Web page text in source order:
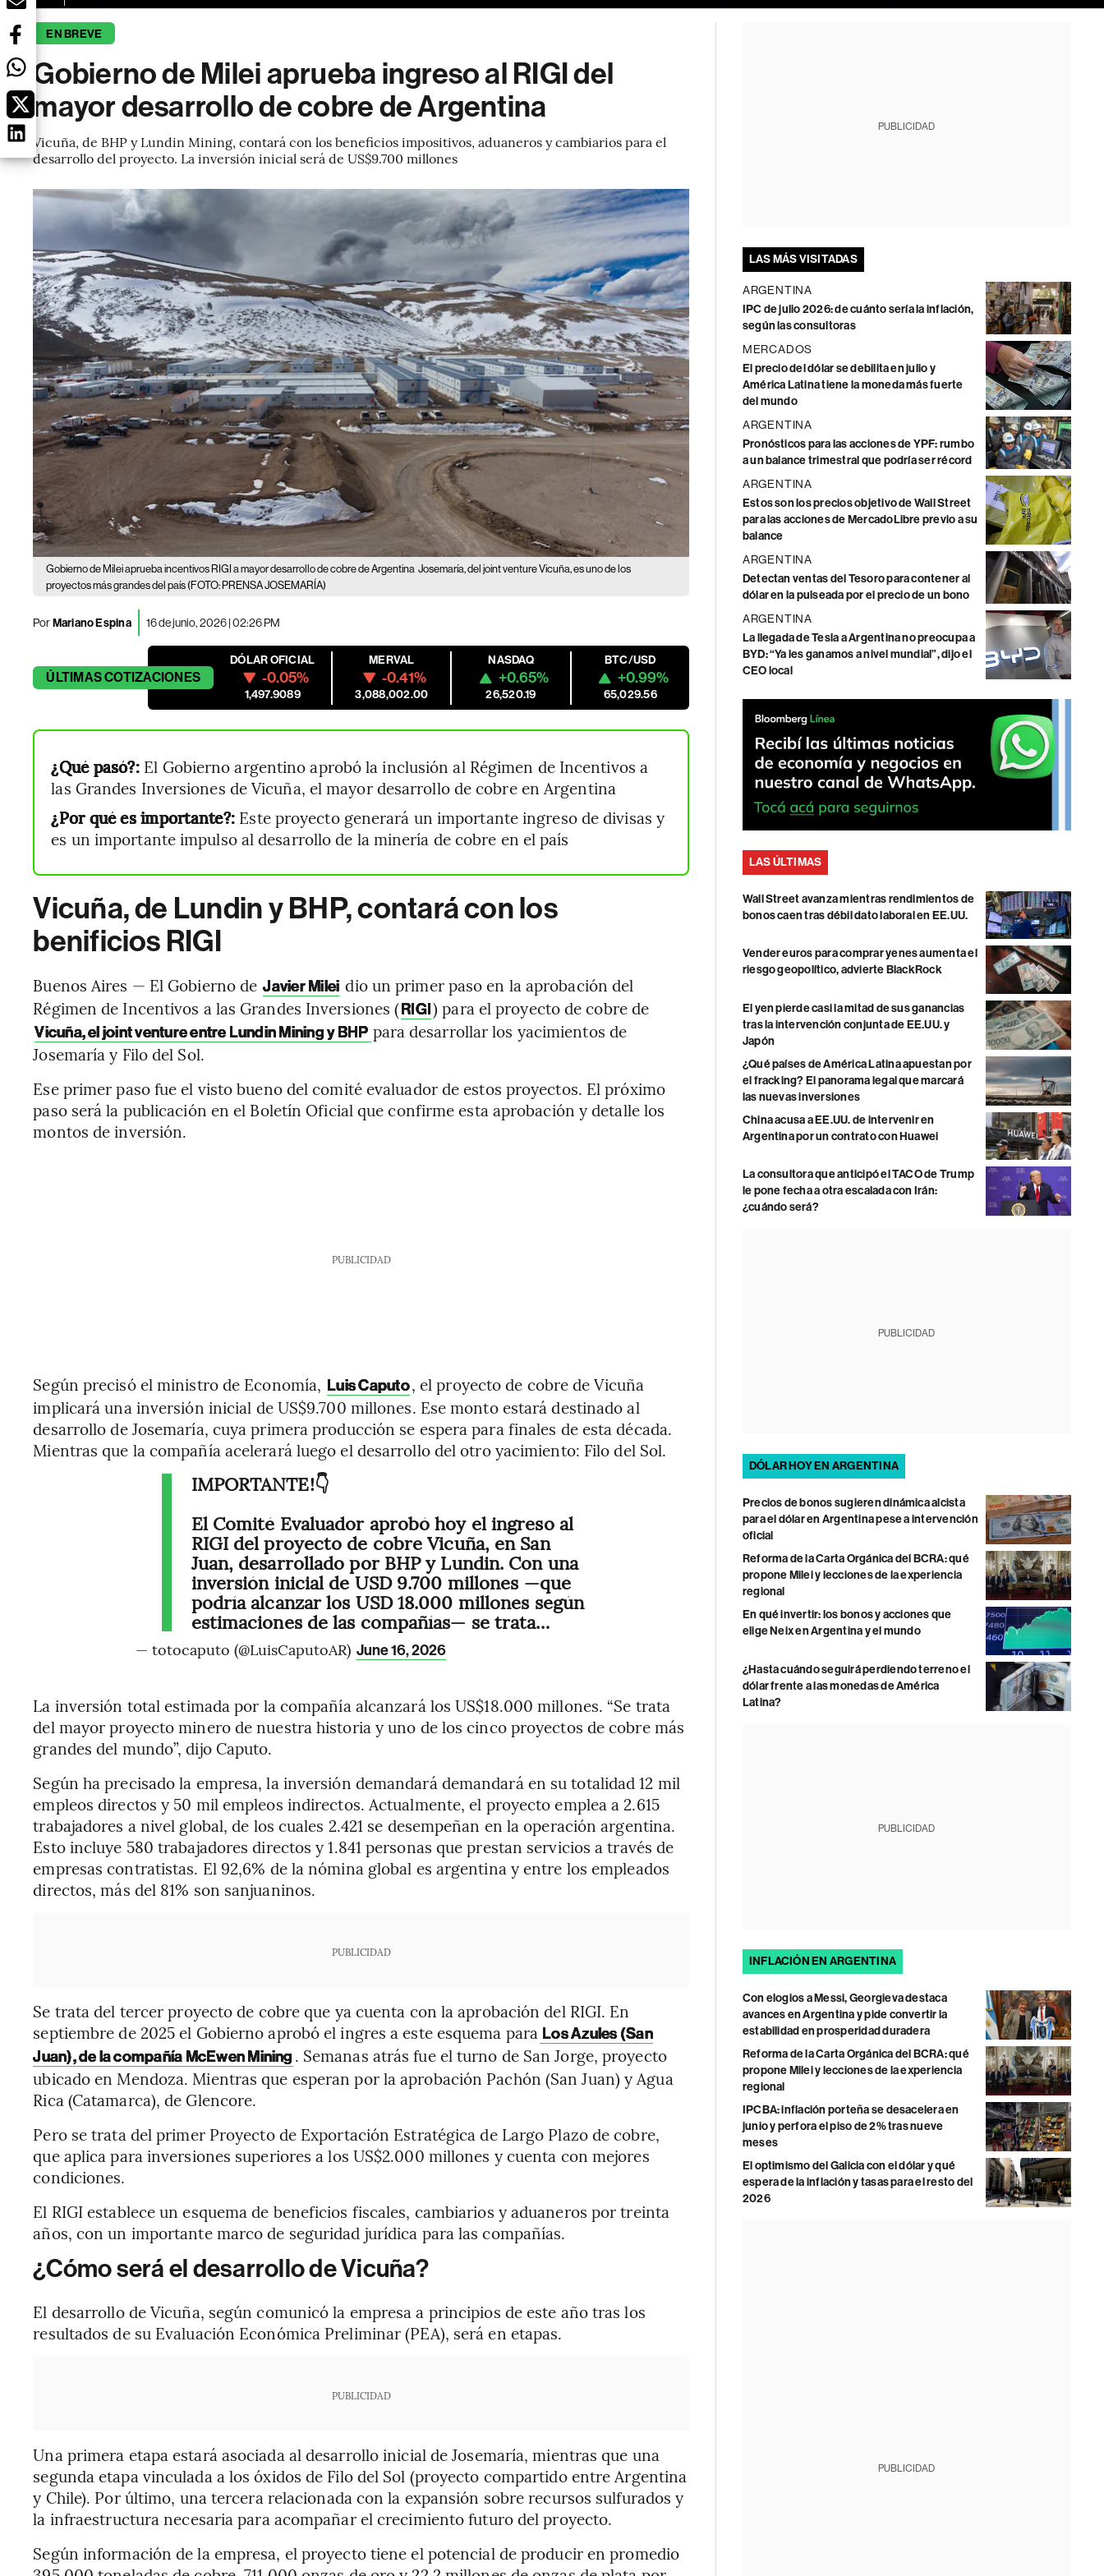
EN BREVE
Gobierno de Milei aprueba ingreso al RIGI del
mayor desarrollo de cobre de Argentina
Vicuña, de BHP y Lundin Mining, contará con los beneficios impositivos, aduaneros y cambiarios para el
desarrollo del proyecto. La inversión inicial será de US$9.700 millones
Gobierno de Milei aprueba incentivos RIGI a mayor desarrollo de cobre de Argentina Josemaría, del joint venture Vicuña, es uno de los
proyectos más grandes del país (FOTO: PRENSA JOSEMARÍA)
PorMariano Espina 16 de junio, 2026 | 02:26 PM
ÚLTIMASCOTIZACIONES
DÓLAR OFICIAL
-0.05%
1,497.9089
MERVAL
-0.41%
3,088,002.00
NASDAQ
+0.65%
26,520.19
BTC/USD
+0.99%
65,029.56
¿Qué pasó?: El Gobierno argentino aprobó la inclusión al Régimen de Incentivos a
las Grandes Inversiones de Vicuña, el mayor desarrollo de cobre en Argentina
¿Por qué es importante?: Este proyecto generará un importante ingreso de divisas y
es un importante impulso al desarrollo de la minería de cobre en el país
Vicuña, de Lundin y BHP, contará con los
benificios RIGI
Buenos Aires — El Gobierno de Javier Milei dio un primer paso en la aprobación del
Régimen de Incentivos a las Grandes Inversiones (RIGI) para el proyecto de cobre de
Vicuña, el joint venture entre Lundin Mining y BHP para desarrollar los yacimientos de
Josemaría y Filo del Sol.
Ese primer paso fue el visto bueno del comité evaluador de estos proyectos. El próximo
paso será la publicación en el Boletín Oficial que confirme esta aprobación y detalle los
montos de inversión.
PUBLICIDAD
Según precisó el ministro de Economía, Luis Caputo, el proyecto de cobre de Vicuña
implicará una inversión inicial de US$9.700 millones. Ese monto estará destinado al
desarrollo de Josemaría, cuya primera producción se espera para finales de esta década.
Mientras que la compañía acelerará luego el desarrollo del otro yacimiento: Filo del Sol.
IMPORTANTE!👇
El Comité Evaluador aprobó hoy el ingreso al
RIGI del proyecto de cobre Vicuña, en San
Juan, desarrollado por BHP y Lundin. Con una
inversión inicial de USD 9.700 millones —que
podría alcanzar los USD 18.000 millones según
estimaciones de las compañías— se trata…
— totocaputo (@LuisCaputoAR) June 16, 2026
La inversión total estimada por la compañía alcanzará los US$18.000 millones. “Se trata
del mayor proyecto minero de nuestra historia y uno de los cinco proyectos de cobre más
grandes del mundo”, dijo Caputo.
Según ha precisado la empresa, la inversión demandará demandará en su totalidad 12 mil
empleos directos y 50 mil empleos indirectos. Actualmente, el proyecto emplea a 2.615
trabajadores a nivel global, de los cuales 2.421 se desempeñan en la operación argentina.
Esto incluye 580 trabajadores directos y 1.841 personas que prestan servicios a través de
empresas contratistas. El 92,6% de la nómina global es argentina y entre los empleados
directos, más del 81% son sanjuaninos.
PUBLICIDAD
Se trata del tercer proyecto de cobre que ya cuenta con la aprobación del RIGI. En
septiembre de 2025 el Gobierno aprobó el ingres a este esquema para Los Azules (San
Juan), de la compañía McEwen Mining . Semanas atrás fue el turno de San Jorge, proyecto
ubicado en Mendoza. Mientras que esperan por la aprobación Pachón (San Juan) y Agua
Rica (Catamarca), de Glencore.
Pero se trata del primer Proyecto de Exportación Estratégica de Largo Plazo de cobre,
que aplica para inversiones superiores a los US$2.000 millones y cuenta con mejores
condiciones.
El RIGI establece un esquema de beneficios fiscales, cambiarios y aduaneros por treinta
años, con un importante marco de seguridad jurídica para las compañías.
¿Cómo será el desarrollo de Vicuña?
El desarrollo de Vicuña, según comunicó la empresa a principios de este año tras los
resultados de su Evaluación Económica Preliminar (PEA), será en etapas.
PUBLICIDAD
Una primera etapa estará asociada al desarrollo inicial de Josemaría, mientras que una
segunda etapa vinculada a los óxidos de Filo del Sol (proyecto compartido entre Argentina
y Chile). Por último, una tercera relacionada con la expansión sobre recursos sulfurados y
la infraestructura necesaria para acompañar el crecimiento futuro del proyecto.
Según información de la empresa, el proyecto tiene el potencial de producir en promedio
PUBLICIDAD
LAS MÁS VISITADAS
ARGENTINA
IPC de julio 2026: de cuánto sería la inflación,
según las consultoras
MERCADOS
El precio del dólar se debilita en julio y
América Latina tiene la moneda más fuerte
del mundo
ARGENTINA
Pronósticos para las acciones de YPF: rumbo
a un balance trimestral que podría ser récord
ARGENTINA
Estos son los precios objetivo de Wall Street
para las acciones de MercadoLibre previo a su
balance
ARGENTINA
Detectan ventas del Tesoro para contener al
dólar en la pulseada por el precio de un bono
ARGENTINA
La llegada de Tesla a Argentina no preocupa a
BYD: “Ya les ganamos a nivel mundial”, dijo el
CEO local
LAS ÚLTIMAS
Wall Street avanza mientras rendimientos de
bonos caen tras débil dato laboral en EE.UU.
Vender euros para comprar yenes aumenta el
riesgo geopolítico, advierte BlackRock
El yen pierde casi la mitad de sus ganancias
tras la intervención conjunta de EE.UU. y
Japón
¿Qué países de América Latina apuestan por
el fracking? El panorama legal que marcará
las nuevas inversiones
China acusa a EE.UU. de intervenir en
Argentina por un contrato con Huawei
La consultora que anticipó el TACO de Trump
le pone fecha a otra escalada con Irán:
¿cuándo será?
PUBLICIDAD
DÓLAR HOY EN ARGENTINA
Precios de bonos sugieren dinámica alcista
para el dólar en Argentina pese a intervención
oficial
Reforma de la Carta Orgánica del BCRA: qué
propone Milei y lecciones de la experiencia
regional
En qué invertir: los bonos y acciones que
elige Neix en Argentina y el mundo
¿Hasta cuándo seguirá perdiendo terreno el
dólar frente a las monedas de América
Latina?
PUBLICIDAD
INFLACIÓN EN ARGENTINA
Con elogios a Messi, Georgieva destaca
avances en Argentina y pide convertir la
estabilidad en prosperidad duradera
Reforma de la Carta Orgánica del BCRA: qué
propone Milei y lecciones de la experiencia
regional
IPCBA: inflación porteña se desacelera en
junio y perfora el piso de 2% tras nueve
meses
El optimismo del Galicia con el dólar y qué
espera de la inflación y tasas para el resto del
2026
PUBLICIDAD